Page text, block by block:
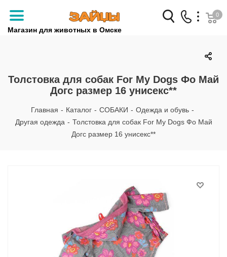
Магазин для животных в Омске
Заказать звонок
+7 (3812) 79-04-04
+7 (950) 959-88-32
0
Толстовка для собак For My Dogs Фо Май
Догс размер 16 унисекс**
Главная - Каталог - СОБАКИ - Одежда и обувь -
Другая одежда - Толстовка для собак For My Dogs Фо Май
Догс размер 16 унисекс**